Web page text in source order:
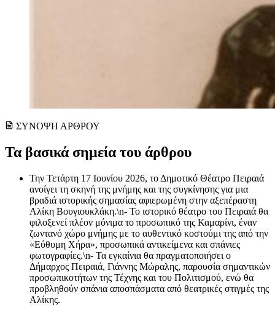
ΣΥΝΟΨΗ ΑΡΘΡΟΥ
Τα βασικά σημεία του άρθρου
Την Τετάρτη 17 Ιουνίου 2026, το Δημοτικό Θέατρο Πειραιά
ανοίγει τη σκηνή της μνήμης και της συγκίνησης για μια
βραδιά ιστορικής σημασίας αφιερωμένη στην αξεπέραστη
Αλίκη Βουγιουκλάκη.\n- Το ιστορικό θέατρο του Πειραιά θα
φιλοξενεί πλέον μόνιμα το προσωπικό της Καμαρίνι, έναν
ζωντανό χώρο μνήμης με το αυθεντικό κοστούμι της από την
«Εύθυμη Χήρα», προσωπικά αντικείμενα και σπάνιες
φωτογραφίες.\n- Τα εγκαίνια θα πραγματοποιήσει ο
Δήμαρχος Πειραιά, Γιάννης Μώραλης, παρουσία σημαντικών
προσωπικοτήτων της Τέχνης και του Πολιτισμού, ενώ θα
προβληθούν σπάνια αποσπάσματα από θεατρικές στιγμές της
Αλίκης.